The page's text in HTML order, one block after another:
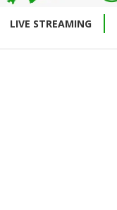
LIVE STREAMING